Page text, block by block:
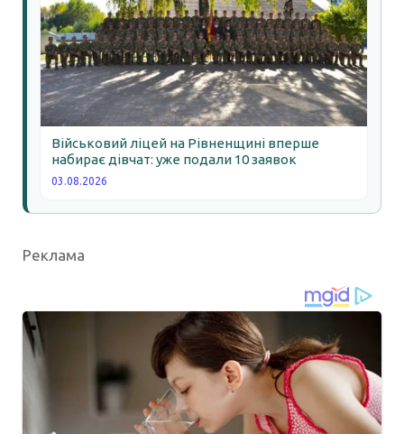
Військовий ліцей на Рівненщині вперше
набирає дівчат: уже подали 10 заявок
03.08.2026
Реклама